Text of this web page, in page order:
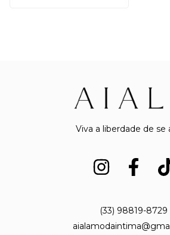
Viva a liberdade de se
(33) 98819-8729